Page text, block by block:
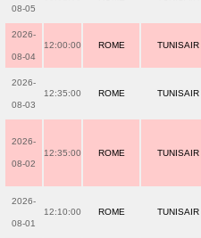
08-05
2026-
08-04
12:00:00 ROME TUNISAIR
2026-
08-03
12:35:00 ROME TUNISAIR
2026-
08-02
12:35:00 ROME TUNISAIR
2026-
08-01
12:10:00 ROME TUNISAIR